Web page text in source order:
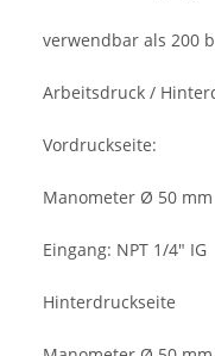
verwendbar als 200
Arbeitsdruck /
Vordruckseite:
Manometer Ø 50 mm
Eingang: NPT 1/4" IG
Hinterdruckseite